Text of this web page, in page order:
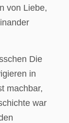
von Liebe,
Die
in
machbar,
war